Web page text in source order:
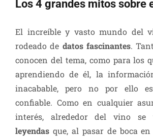
Los 4 grandes mitos sobre
El increíble y vasto mundo del
rodeado de datos fascinantes.
conocen del tema, como para los
aprendiendo de él, la
inacabable, pero no por ello
confiable. Como en cualquier
interés, alrededor del vino
leyendas que, al pasar de boca